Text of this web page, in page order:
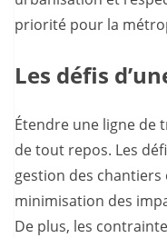
priorité pour la
Les défis
Étendre une ligne de
de tout repos. Les
gestion des
minimisation des
De plus, les